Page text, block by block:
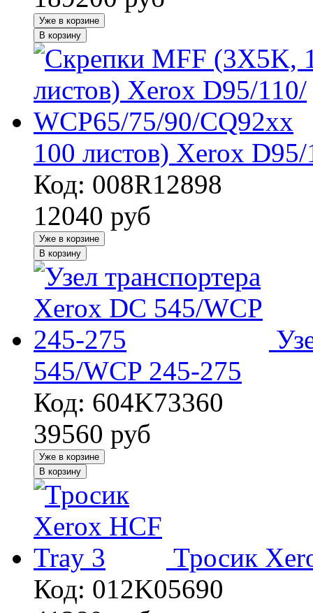
Уже в корзине
В корзину
100 листов) Xerox
Код: 008R12898
12040 руб
Уже в корзине
В корзину
545/WCP 245-275
Код: 604K73360
39560 руб
Уже в корзине
В корзину
Тросик
Код: 012K05690